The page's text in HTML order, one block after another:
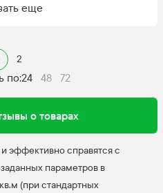
еще
2
по:24 48 72
о товарах
эффективно справятся с
параметров в
(при стандартных